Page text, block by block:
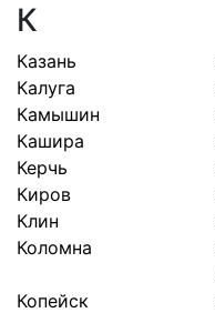
К
Казань
Калуга
Камышин
Кашира
Керчь
Киров
Клин
Коломна
Копейск